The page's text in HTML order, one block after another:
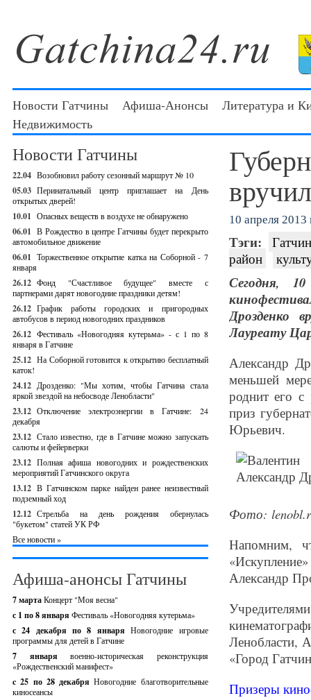
Новости Гатчины Афиша-Анонсы
Литература и
Недвижимость
Новости Гатчины
22.04 Возобновил работу сезонный маршрут № 10
05.03 Перинатальный центр приглашает на День
открытых дверей!
10.01 Опасных веществ в воздухе не обнаружено
06.01 В Рождество в центре Гатчины будет перекрыто
автомобильное движение
06.01 Торжественное открытие катка на Соборной - 7
января
26.12 Фонд "Счастливое будущее" вместе с
партнерами дарят новогодние праздники детям!
26.12 График работы городских и пригородных
автобусов в период новогодних праздников
26.12 Фестиваль «Новогодняя кутерьма» - с 1 по 8
января в Гатчине
25.12 На Соборной готовится к открытию бесплатный
каток!
24.12 Дрозденко: "Мы хотим, чтобы Гатчина стала
яркой звездой на небосводе Ленобласти"
23.12 Отключение электроэнергии в Гатчине: 24
декабря
23.12 Стало известно, где в Гатчине можно запускать
салюты и фейерверки
23.12 Полная афиша новогодних и рождественских
мероприятий Гатчинского округа
13.12 В Гатчинском парке найден ранее неизвестный
подземный ход
12.12 Стрельба на день рождения обернулась
"букетом" статей УК РФ
Все новости »
Афиша-анонсы Гатчины
7 мартаКонцерт "Моя весна"
с 1 по 8 января Фестиваль «Новогодняя кутерьма»
с 24 декабря по 8 январяНовогодние игровые
программы для детей в Гатчине
7 январявоенно-историческая реконструкция
«Рождественский манифест»
c 25 по 28 декабряНовогодние благотворительные
киносеансы
10 апреля 2013
Тэги:
район
Сегодня,
Дрозденко
Лауреату
Александр
меньшей
роднит его с
приз
Юрьевич.
Фото:
Напомним,
Александр
Ленобласти,
«Город
Призеры